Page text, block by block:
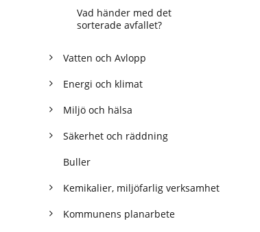
Vad händer med det
sorterade avfallet?
Vatten och Avlopp
Energi och klimat
Miljö och hälsa
Säkerhet och räddning
Buller
Kemikalier, miljöfarlig verksamhet
Kommunens planarbete